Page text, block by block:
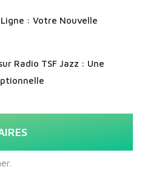
: Votre Nouvelle
Radio TSF Jazz : Une